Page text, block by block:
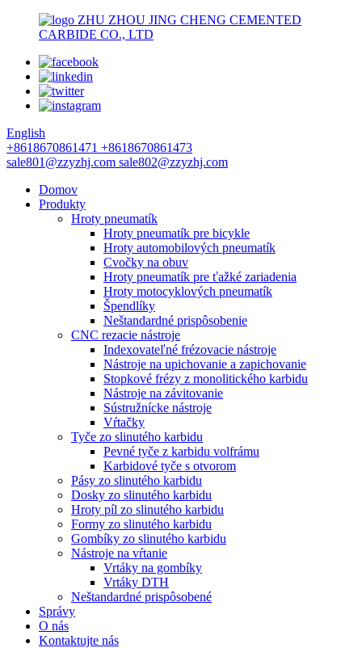
ZHU ZHOU JING CHENG CEMENTED
CARBIDE CO., LTD
English
+8618670861471 +8618670861473
sale801@zzyzhj.com sale802@zzyzhj.com
Domov
Produkty
Hroty pneumatík
Hroty pneumatík pre bicykle
Hroty automobilových pneumatík
Cvočky na obuv
Hroty pneumatík pre ťažké zariadenia
Hroty motocyklových pneumatík
Špendlíky
Neštandardné prispôsobenie
CNC rezacie nástroje
Indexovateľné frézovacie nástroje
Nástroje na upichovanie a zapichovanie
Stopkové frézy z monolitického karbidu
Nástroje na závitovanie
Sústružnícke nástroje
Vŕtačky
Tyče zo slinutého karbidu
Pevné tyče z karbidu volfrámu
Karbidové tyče s otvorom
Pásy zo slinutého karbidu
Dosky zo slinutého karbidu
Hroty píl zo slinutého karbidu
Formy zo slinutého karbidu
Gombíky zo slinutého karbidu
Nástroje na vŕtanie
Vrtáky na gombíky
Vrtáky DTH
Neštandardné prispôsobené
Správy
O nás
Kontaktujte nás